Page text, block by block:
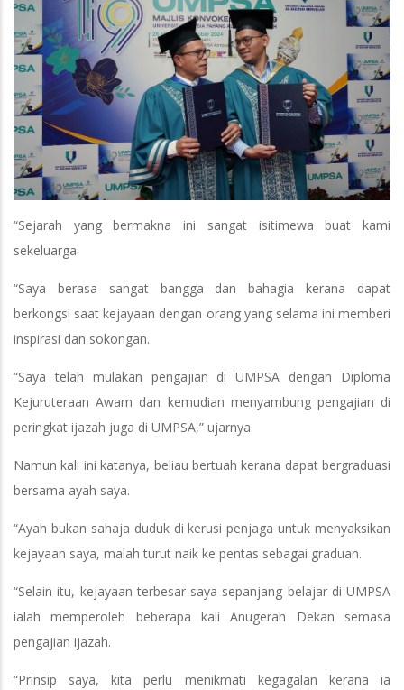
“Sejarah yang bermakna ini sangat isitimewa buat kami
sekeluarga.
“Saya berasa sangat bangga dan bahagia kerana dapat
berkongsi saat kejayaan dengan orang yang selama ini memberi
inspirasi dan sokongan.
“Saya telah mulakan pengajian di UMPSA dengan Diploma
Kejuruteraan Awam dan kemudian menyambung pengajian di
peringkat ijazah juga di UMPSA,” ujarnya.
Namun kali ini katanya, beliau bertuah kerana dapat bergraduasi
bersama ayah saya.
“Ayah bukan sahaja duduk di kerusi penjaga untuk menyaksikan
kejayaan saya, malah turut naik ke pentas sebagai graduan.
“Selain itu, kejayaan terbesar saya sepanjang belajar di UMPSA
ialah memperoleh beberapa kali Anugerah Dekan semasa
pengajian ijazah.
“Prinsip saya, kita perlu menikmati kegagalan kerana ia